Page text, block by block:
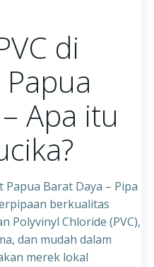
di
Apa itu
Papua Barat Daya – Pipa
berkualitas
Polyvinyl Chloride (PVC),
dan mudah dalam
merek lokal